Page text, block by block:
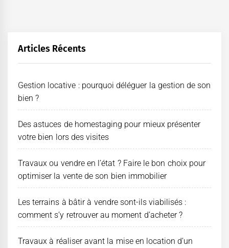
Articles Récents
Gestion locative : pourquoi déléguer la gestion de son
bien ?
Des astuces de homestaging pour mieux présenter
votre bien lors des visites
Travaux ou vendre en l’état ? Faire le bon choix pour
optimiser la vente de son bien immobilier
Les terrains à bâtir à vendre sont-ils viabilisés :
comment s’y retrouver au moment d’acheter ?
Travaux à réaliser avant la mise en location d’un